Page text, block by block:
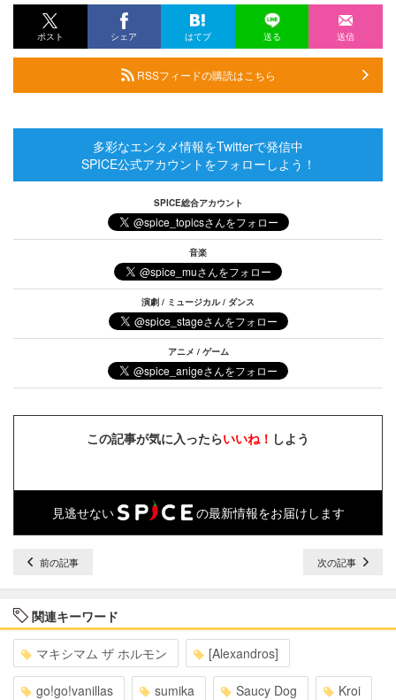
ポスト シェア はてブ 送る 送信
RSSフィードの購読はこちら
多彩なエンタメ情報をTwitterで発信中
SPICE公式アカウントをフォローしよう！
SPICE総合アカウント
音楽
演劇 / ミュージカル / ダンス
アニメ / ゲーム
この記事が気に入ったらいいね！ しよう
見逃せない の最新情報をお届けします
前の記事 次の記事
関連キーワード
マキシマム ザ ホルモン [Alexandros]
go!go!vanillas sumika Saucy Dog Kroi